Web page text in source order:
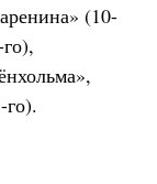
(10-